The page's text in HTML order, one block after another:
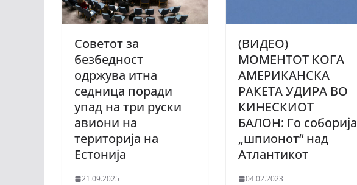
Советот за
безбедност
одржува итна
седница поради
упад на три руски
авиони на
територија на
Естонија
21.09.2025
(ВИДЕО)
МОМЕНТОТ КОГА
АМЕРИКАНСКА
РАКЕТА УДИРА ВО
КИНЕСКИОТ
БАЛОН: Го соборија
„шпионот“ над
Атлантикот
04.02.2023